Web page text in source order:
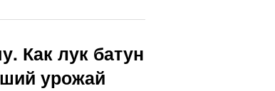
Как лук батун
урожай